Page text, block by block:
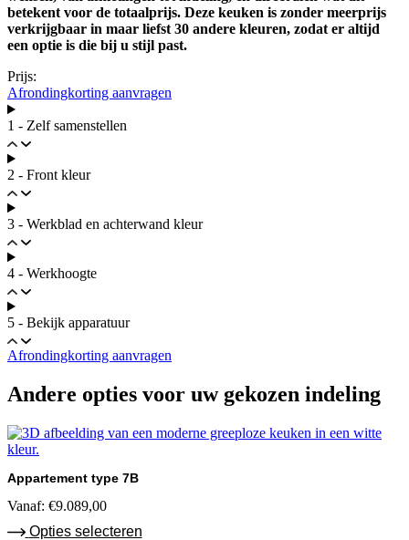
betekent voor de totaalprijs. Deze keuken is zonder meerprijs
verkrijgbaar in maar liefst 30 andere kleuren, zodat er altijd
een optie is die bij u stijl past.
Prijs:
Afrondingkorting aanvragen
1 - Zelf samenstellen
2 - Front kleur
3 - Werkblad en achterwand kleur
4 - Werkhoogte
5 - Bekijk apparatuur
Afrondingkorting aanvragen
Andere opties voor uw gekozen indeling
Appartement type 7B
Vanaf: €9.089,00
Opties selecteren